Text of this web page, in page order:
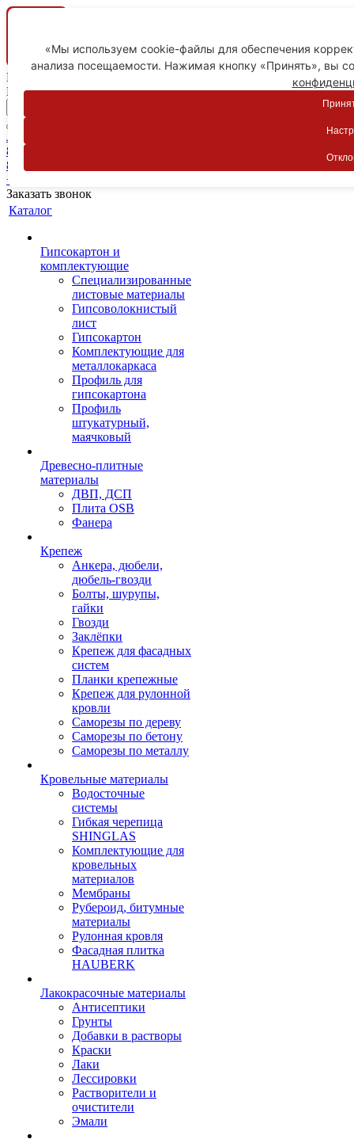
Ваш город
Пятигорск
Личный кабинет
8-800-775-59-89
8-800-775-59-89
+7 918 754-83-77
Заказать звонок
Каталог
Гипсокартон и
комплектующие
Специализированные
листовые материалы
Гипсоволокнистый
лист
Гипсокартон
Комплектующие для
металлокаркаса
Профиль для
гипсокартона
Профиль
штукатурный,
маячковый
Древесно-плитные
материалы
ДВП, ДСП
Плита OSB
Фанера
Крепеж
Анкера, дюбели,
дюбель-гвозди
Болты, шурупы,
гайки
Гвозди
Заклёпки
Крепеж для фасадных
систем
Планки крепежные
Крепеж для рулонной
кровли
Саморезы по дереву
Саморезы по бетону
Саморезы по металлу
Кровельные материалы
Водосточные
системы
Гибкая черепица
SHINGLAS
Комплектующие для
кровельных
материалов
Мембраны
Рубероид, битумные
материалы
Рулонная кровля
Фасадная плитка
HAUBERK
Лакокрасочные материалы
Антисептики
Грунты
Добавки в растворы
Краски
Лаки
Лессировки
Растворители и
очистители
Эмали
«Мы используем cookie-файлы для обеспечения
анализа посещаемости. Нажимая кнопку «Принять», вы